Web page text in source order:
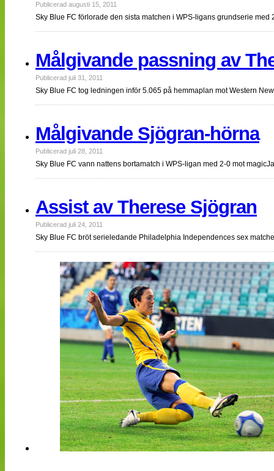
Publicerad augusti 15, 2011
Sky Blue FC förlorade den sista matchen i WPS-ligans grundserie
Målgivande passning av
Publicerad juli 31, 2011
Sky Blue FC tog ledningen inför 5.065 på hemmaplan mot Western
Målgivande Sjögran-hörna
Publicerad juli 28, 2011
Sky Blue FC vann nattens bortamatch i WPS-ligan med 2-0 mot
Assist av Therese Sjögran
Publicerad juli 24, 2011
Sky Blue FC bröt serieledande Philadelphia Independences sex